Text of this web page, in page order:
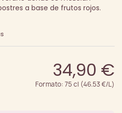
a base de frutos rojos.
34,90 €
Formato: 75 cl (46.53 €/L)